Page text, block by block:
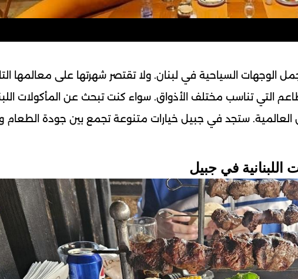
الوجهات السياحية في لبنان. ولا تقتصر شهرتها على معالمها
التي تناسب مختلف الأذواق. سواء كنت تبحث عن المأكولات
العالمية. ستجد في جبيل خيارات متنوعة تجمع بين جودة الطعام
اللبنانية في جبيل